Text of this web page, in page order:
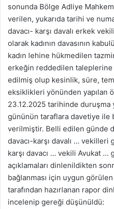
sonunda Bölge Adliye
verilen, yukarıda tarihi ve
davacı- karşı davalı erkek
olarak kadının davasının
kadın lehine hükmedilen
erkeğin reddedilen
edilmiş olup kesinlik, süre,
eksiklikleri yönünden yapılan
23.12.2025 tarihinde duruşma
gününün taraflara davetiye ile
verilmiştir. Belli edilen günde
davacı-karşı davalı … vekilleri
karşı davacı … vekili Avukat …
açıklamaları dinlenildikten
bağlanması için uygun
tarafından hazırlanan rapor
incelenip gereği düşünüldü: